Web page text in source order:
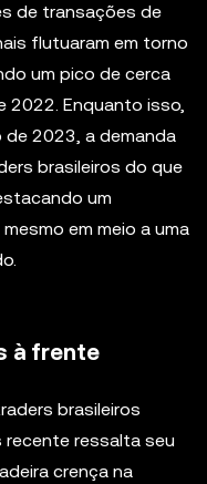
de transações de
flutuaram em torno
um pico de cerca
2022. Enquanto isso,
2023, a demanda
brasileiros do que
um
em meio a uma
à frente
brasileiros
recente ressalta seu
crença na